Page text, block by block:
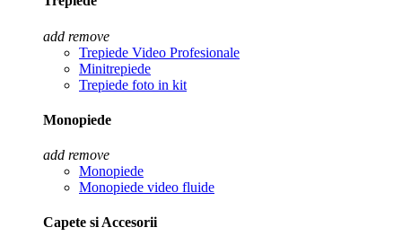
add remove
Trepiede Video Profesionale
Minitrepiede
Trepiede foto in kit
Monopiede
add remove
Monopiede
Monopiede video fluide
Capete si Accesorii